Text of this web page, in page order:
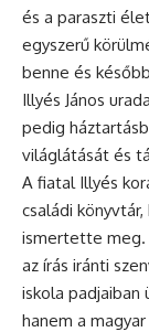
és a paraszti
egyszerű
benne és
Illyés János
pedig
világlátását és
A fiatal Illyés
családi
ismertette meg.
az írás iránti
iskola padjaiban
hanem a